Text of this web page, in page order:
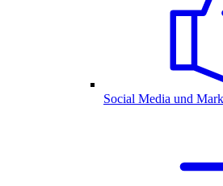
Social Media und